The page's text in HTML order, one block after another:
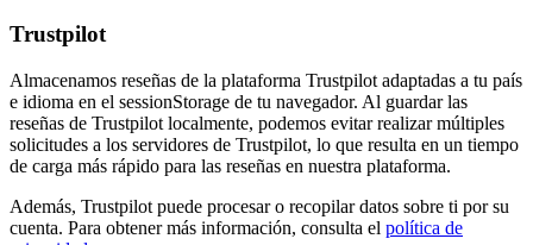
Trustpilot
Almacenamos reseñas de la plataforma Trustpilot adaptadas a tu país
e idioma en el sessionStorage de tu navegador. Al guardar las
reseñas de Trustpilot localmente, podemos evitar realizar múltiples
solicitudes a los servidores de Trustpilot, lo que resulta en un tiempo
de carga más rápido para las reseñas en nuestra plataforma.
Además, Trustpilot puede procesar o recopilar datos sobre ti por su
cuenta. Para obtener más información, consulta el política de